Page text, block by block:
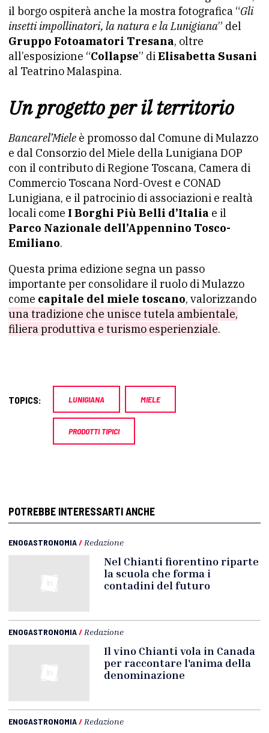
il borgo ospiterà anche la mostra fotografica “Gli
insetti impollinatori, la natura e la Lunigiana” del
Gruppo Fotoamatori Tresana, oltre
all’esposizione “Collapse” diElisabetta Susani
al Teatrino Malaspina.
Un progetto per il territorio
Bancarel’Miele è promosso dal Comune di Mulazzo
e dal Consorzio del Miele della Lunigiana DOP
con il contributo di Regione Toscana, Camera di
Commercio Toscana Nord-Ovest e CONAD
Lunigiana, e il patrocinio di associazioni e realtà
locali come I Borghi Più Belli d’Italia e il
Parco Nazionale dell’Appennino Tosco-
Emiliano.
Questa prima edizione segna un passo
importante per consolidare il ruolo di Mulazzo
come capitale del miele toscano, valorizzando
una tradizione che unisce tutela ambientale,
filiera produttiva e turismo esperienziale.
TOPICS: LUNIGIANA MIELE
PRODOTTI TIPICI
POTREBBE INTERESSARTI ANCHE
ENOGASTRONOMIA/ Redazione
Nel Chianti fiorentino riparte
la scuola che forma i
contadini del futuro
ENOGASTRONOMIA/ Redazione
Il vino Chianti vola in Canada
per raccontare l'anima della
denominazione
ENOGASTRONOMIA/ Redazione